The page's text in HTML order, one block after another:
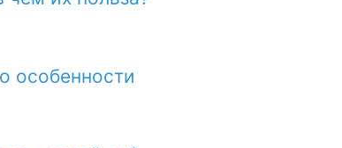
особенности